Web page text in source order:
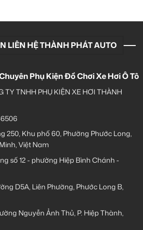
LIÊN HỆ THÀNH PHÁT AUTO
Phụ Kiện Đồ Chơi Xe Hơi Ô Tô
TY TNHH PHỤ KIỆN XE HƠI THÀNH
250, Khu phố 60, Phường Phước Long,
Việt Nam
số 12 - phường Hiệp Bình Chánh -
D5A, Liên Phường, Phước Long B,
Nguyễn Ảnh Thủ, P. Hiệp Thành,